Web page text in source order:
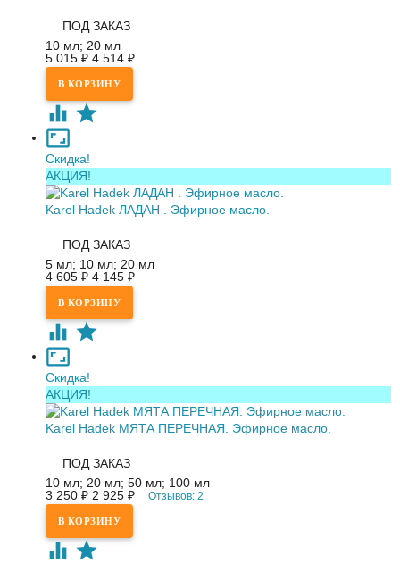
ПОД ЗАКАЗ
10 мл; 20 мл
5 015 ₽ 4 514 ₽
Скидка!
АКЦИЯ!
Karel Hadek ЛАДАН . Эфирное масло.
ПОД ЗАКАЗ
5 мл; 10 мл; 20 мл
4 605 ₽ 4 145 ₽
Скидка!
АКЦИЯ!
Karel Hadek МЯТА ПЕРЕЧНАЯ. Эфирное масло.
ПОД ЗАКАЗ
10 мл; 20 мл; 50 мл; 100 мл
3 250 ₽ 2 925 ₽ Отзывов: 2